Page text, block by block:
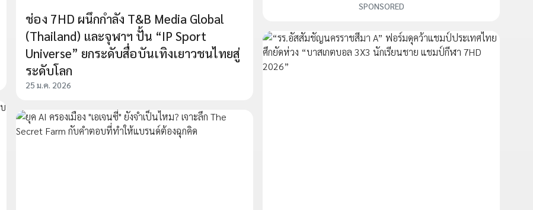
ช่อง 7HD ผนึกกำลัง T&B Media Global
(Thailand) และจุฬาฯ ปั้น “IP Sport
Universe” ยกระดับสื่อบันเทิงเยาวชนไทยสู่
ระดับโลก
25 ม.ค. 2026
SPONSORED